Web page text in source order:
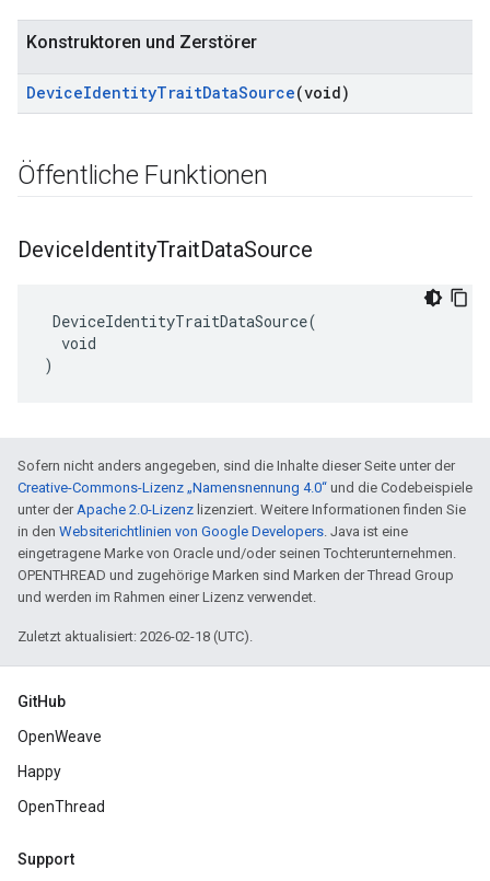
Konstruktoren und Zerstörer
DeviceIdentityTraitDataSource(void)
Öffentliche Funktionen
DeviceIdentityTraitDataSource
DeviceIdentityTraitDataSource(
  void
)
Sofern nicht anders angegeben, sind die Inhalte dieser Seite unter der
Creative-Commons-Lizenz „Namensnennung 4.0“ und die Codebeispiele
unter derApache 2.0-Lizenz lizenziert. Weitere Informationen finden Sie
in den Websiterichtlinien von Google Developers. Java ist eine
eingetragene Marke von Oracle und/oder seinen Tochterunternehmen.
OPENTHREAD und zugehörige Marken sind Marken der Thread Group
und werden im Rahmen einer Lizenz verwendet.
Zuletzt aktualisiert: 2026-02-18 (UTC).
GitHub
OpenWeave
Happy
OpenThread
Support